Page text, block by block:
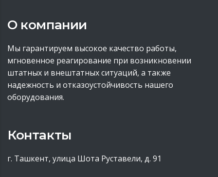
О компании
Мы гарантируем высокое качество работы,
мгновенное реагирование при возникновении
штатных и внештатных ситуаций, а также
надежность и отказоустойчивость нашего
оборудования.
Контакты
г. Ташкент, улица Шота Руставели, д. 91